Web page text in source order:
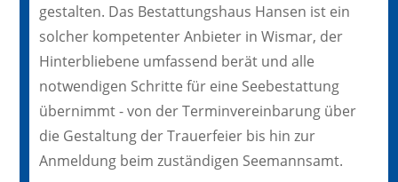
gestalten. Das Bestattungshaus Hansen ist ein
solcher kompetenter Anbieter in Wismar, der
Hinterbliebene umfassend berät und alle
notwendigen Schritte für eine Seebestattung
übernimmt - von der Terminvereinbarung über
die Gestaltung der Trauerfeier bis hin zur
Anmeldung beim zuständigen Seemannsamt.